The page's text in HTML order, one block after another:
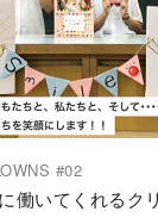
#02
働いてくれるク